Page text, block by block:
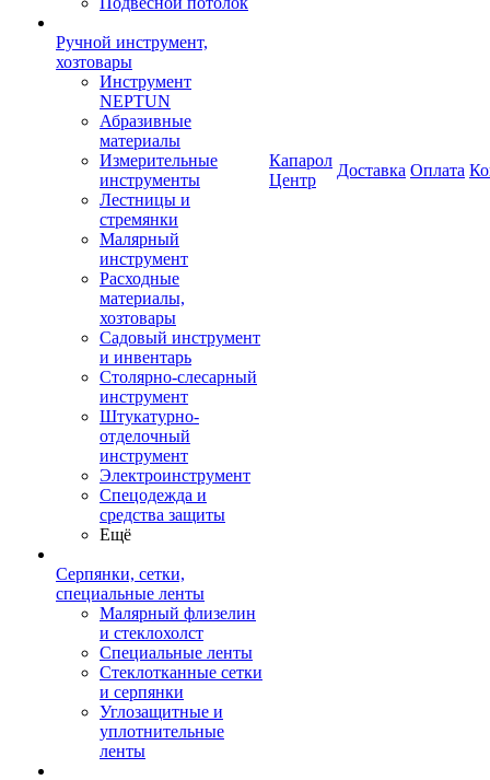
Ручной инструмент,
хозтовары
Инструмент
NEPTUN
Абразивные
материалы
Измерительные
инструменты
Лестницы и
стремянки
Малярный
инструмент
Расходные
материалы,
хозтовары
Садовый инструмент
и инвентарь
Столярно-слесарный
инструмент
Штукатурно-
отделочный
инструмент
Электроинструмент
Спецодежда и
средства защиты
Ещё
Серпянки, сетки,
специальные ленты
Малярный флизелин
и стеклохолст
Специальные ленты
Стеклотканные сетки
и серпянки
Углозащитные и
уплотнительные
ленты
Капарол
Центр
Доставка Оплата